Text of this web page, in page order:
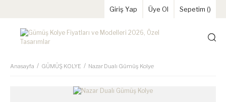
Giriş Yap Üye Ol Sepetim ()
Anasayfa GÜMÜŞ KOLYE Nazar Dualı Gümüş Kolye